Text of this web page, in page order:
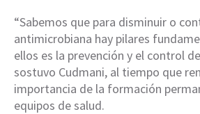
“Sabemos que para disminuir o
antimicrobiana hay pilares
ellos es la prevención y el control
sostuvo Cudmani, al tiempo que
importancia de la formación
equipos de salud.